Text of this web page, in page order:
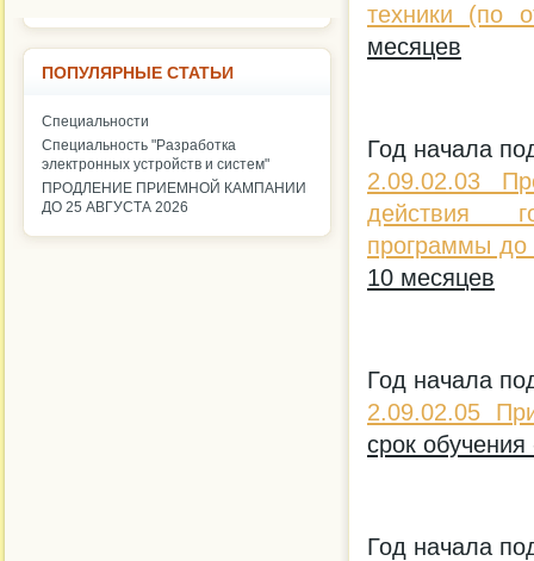
техники (по
месяцев
Год начала
2.09.02.03
действия
программы до
10 месяцев
Год начала
2.09.02.05
срок
Год начала
ПОПУЛЯРНЫЕ СТАТЬИ
Специальности
Специальность "Разработка
электронных устройств и систем"
ПРОДЛЕНИЕ ПРИЕМНОЙ КАМПАНИИ
ДО 25 АВГУСТА 2026